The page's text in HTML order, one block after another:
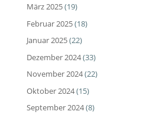
März 2025(19)
Februar 2025(18)
Januar 2025(22)
Dezember 2024(33)
November 2024(22)
Oktober 2024(15)
September 2024(8)